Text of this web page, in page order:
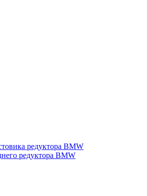
редуктора BMW
редуктора BMW